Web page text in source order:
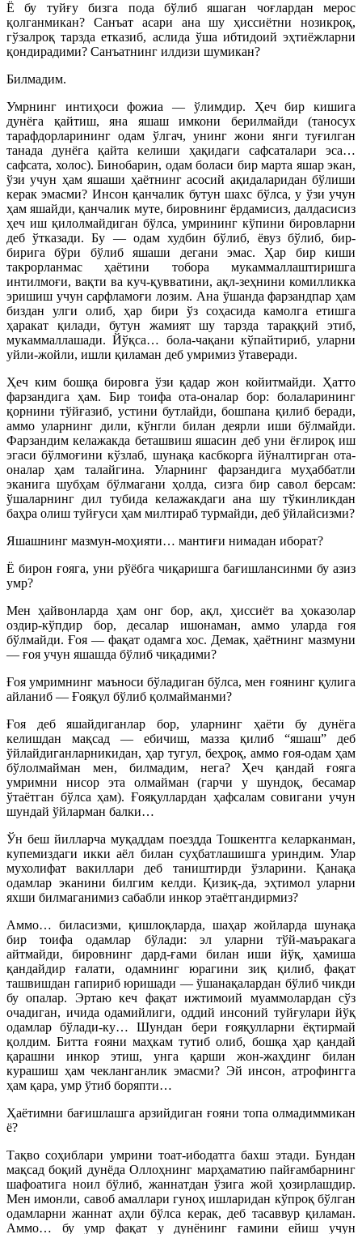
Ё бу туйғу бизга пода бўлиб яшаган чоғлардан мерос
қолганмикан? Санъат асари ана шу ҳиссиётни нозикроқ,
гўзалроқ тарзда етказиб, аслида ўша ибтидоий эҳтиёжларни
қондирадими? Санъатнинг илдизи шумикан?
Билмадим.
Умрнинг интиҳоси фожиа — ўлимдир. Ҳеч бир кишига
дунёга қайтиш, яна яшаш имкони берилмайди (таносух
тарафдорларининг одам ўлгач, унинг жони янги туғилган
танада дунёга қайта келиши ҳақидаги сафсаталари эса…
сафсата, холос). Бинобарин, одам боласи бир марта яшар экан,
ўзи учун ҳам яшаши ҳаётнинг асосий ақидаларидан бўлиши
керак эмасми? Инсон қанчалик бутун шахс бўлса, у ўзи учун
ҳам яшайди, қанчалик муте, бировнинг ёрдамисиз, далдасисиз
ҳеч иш қилолмайдиган бўлса, умрининг кўпини бировларни
деб ўтказади. Бу — одам худбин бўлиб, ёвуз бўлиб, бир-
бирига бўри бўлиб яшаши дегани эмас. Ҳар бир киши
такрорланмас ҳаётини тобора мукаммаллаштиришга
интилмоғи, вақти ва куч-қувватини, ақл-зеҳнини комилликка
эришиш учун сарфламоғи лозим. Ана ўшанда фарзандпар ҳам
биздан улги олиб, ҳар бири ўз соҳасида камолга етишга
ҳаракат қилади, бутун жамият шу тарзда тараққий этиб,
мукаммаллашади. Йўқса… бола-чақани кўпайтириб, уларни
уйли-жойли, ишли қиламан деб умримиз ўтаверади.
Ҳеч ким бошқа бировга ўзи қадар жон койитмайди. Ҳатто
фарзандига ҳам. Бир тоифа ота-оналар бор: болаларининг
қорнини тўйғазиб, устини бутлайди, бошпана қилиб беради,
аммо уларнинг дили, кўнгли билан деярли иши бўлмайди.
Фарзандим келажакда беташвиш яшасин деб уни ёғлироқ иш
эгаси бўлмоғини кўзлаб, шунақа касбкорга йўналтирган ота-
оналар ҳам талайгина. Уларнинг фарзандига муҳаббатли
эканига шубҳам бўлмагани ҳолда, сизга бир савол берсам:
ўшаларнинг дил тубида келажакдаги ана шу тўкинликдан
баҳра олиш туйғуси ҳам милтираб турмайди, деб ўйлайсизми?
Яшашнинг мазмун-моҳияти… мантиғи нимадан иборат?
Ё бирон ғояга, уни рўёбга чиқаришга бағишлансинми бу азиз
умр?
Мен ҳайвонларда ҳам онг бор, ақл, ҳиссиёт ва ҳоказолар
оздир-кўпдир бор, десалар ишонаман, аммо уларда ғоя
бўлмайди. Ғоя — фақат одамга хос. Демак, ҳаётнинг мазмуни
— ғоя учун яшашда бўлиб чиқадими?
Ғоя умримнинг маъноси бўладиган бўлса, мен ғоянинг қулига
айланиб — Ғояқул бўлиб қолмайманми?
Ғоя деб яшайдиганлар бор, уларнинг ҳаёти бу дунёга
келишдан мақсад — ебичиш, мазза қилиб “яшаш” деб
ўйлайдиганларникидан, ҳар тугул, беҳроқ, аммо ғоя-одам ҳам
бўлолмайман мен, билмадим, нега? Ҳеч қандай ғояга
умримни нисор эта олмайман (гарчи у шундоқ, бесамар
ўтаётган бўлса ҳам). Ғояқуллардан ҳафсалам совигани учун
шундай ўйларман балки…
Ўн беш йилларча муқаддам поездда Тошкентга келарканман,
купемиздаги икки аёл билан суҳбатлашишга уриндим. Улар
мухолифат вакиллари деб таништирди ўзларини. Қанақа
одамлар эканини билгим келди. Қизиқ-да, эҳтимол уларни
яхши билмаганимиз сабабли инкор этаётгандирмиз?
Аммо… биласизми, қишлоқларда, шаҳар жойларда шунақа
бир тоифа одамлар бўлади: эл уларни тўй-маъракага
айтмайди, бировнинг дард-ғами билан иши йўқ, ҳамиша
қандайдир ғалати, одамнинг юрагини зиқ қилиб, фақат
ташвишдан гапириб юришади — ўшанақалардан бўлиб чикди
бу опалар. Эртаю кеч фақат ижтимоий муаммолардан сўз
очадиган, ичида одамийлиги, оддий инсоний туйғулари йўқ
одамлар бўлади-ку… Шундан бери ғояқулларни ёқтирмай
қолдим. Битта ғояни маҳкам тутиб олиб, бошқа ҳар қандай
қарашни инкор этиш, унга қарши жон-жаҳдинг билан
курашиш ҳам чекланганлик эмасми? Эй инсон, атрофингга
ҳам қара, умр ўтиб боряпти…
Ҳаётимни бағишлашга арзийдиган ғояни топа олмадиммикан
ё?
Тақво соҳиблари умрини тоат-ибодатга бахш этади. Бундан
мақсад боқий дунёда Оллоҳнинг марҳаматию пайғамбарнинг
шафоатига ноил бўлиб, жаннатдан ўзига жой ҳозирлашдир.
Мен имонли, савоб амаллари гуноҳ ишларидан кўпроқ бўлган
одамларни жаннат аҳли бўлса керак, деб тасаввур қиламан.
Аммо… бу умр фақат у дунёнинг ғамини ейиш учун